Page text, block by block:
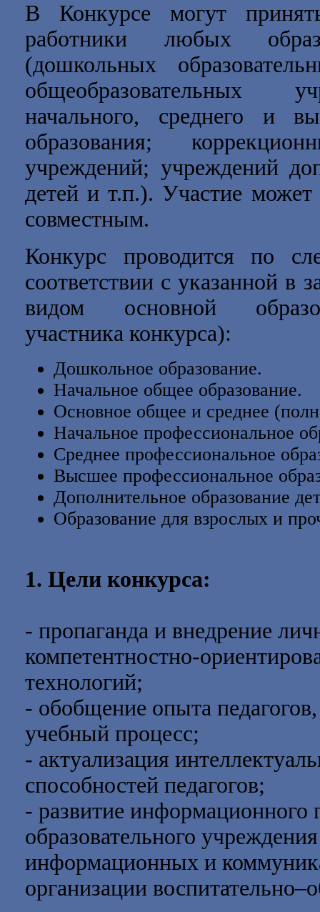
В Конкурсе могут
работники любых
(дошкольных
общеобразовательных
начального, среднего и
образования;
учреждений; учреждений
детей и т.п.). Участие
совместным.
Конкурс проводится по
соответствии с указанной в
видом основной
участника конкурса):
Дошкольное образование.
Начальное общее образование.
Основное общее и среднее
Начальное профессиональное
Среднее профессиональное
Высшее профессиональное
Дополнительное образование
Образование для взрослых и
1. Цели конкурса:
- пропаганда и внедрение
компетентностно-
технологий;
- обобщение опыта
учебный процесс;
- актуализация
способностей педагогов;
- развитие информационного
образовательного
информационных и
организации